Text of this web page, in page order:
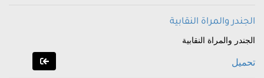
الجندر والمراة النقابية
الجندر والمراة النقابية
تحميل